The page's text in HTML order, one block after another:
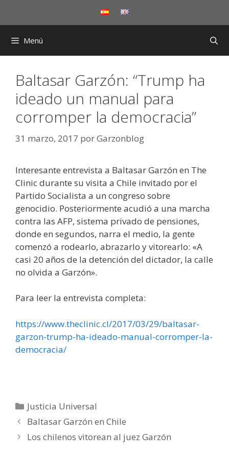
Menú
Baltasar Garzón: “Trump ha
ideado un manual para
corromper la democracia”
31 marzo, 2017 porGarzonblog
Interesante entrevista a Baltasar Garzón en The
Clinic durante su visita a Chile invitado por el
Partido Socialista a un congreso sobre
genocidio. Posteriormente acudió a una marcha
contra las AFP, sistema privado de pensiones,
donde en segundos, narra el medio, la gente
comenzó a rodearlo, abrazarlo y vitorearlo: «A
casi 20 años de la detención del dictador, la calle
no olvida a Garzón».
Para leer la entrevista completa:
https://www.theclinic.cl/2017/03/29/baltasar-
garzon-trump-ha-ideado-manual-corromper-la-
democracia/
Categorías
Justicia Universal
Baltasar Garzón en Chile
Los chilenos vitorean al juez Garzón